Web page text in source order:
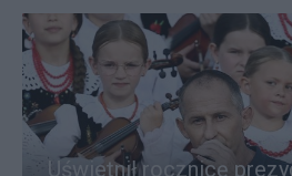
Uświetnił rocznicę